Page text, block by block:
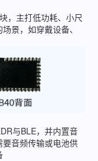
，主打低功耗、小尺
景，如穿戴设备、
与BLE，并内置音
音频传输或电池供